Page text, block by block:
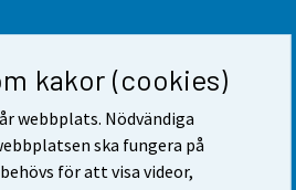
kakor (cookies)
webbplats. Nödvändiga
ska fungera på
för att visa videor,